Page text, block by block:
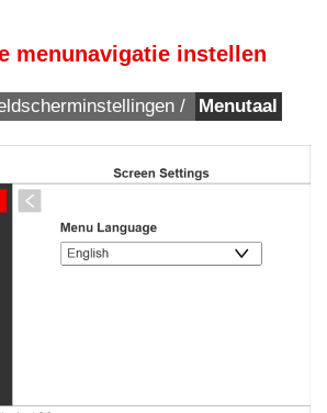
menunavigatie instellen
/ Menutaal